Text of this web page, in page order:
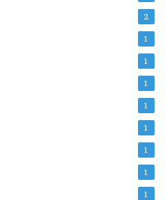
2
1
1
1
1
1
1
1
1